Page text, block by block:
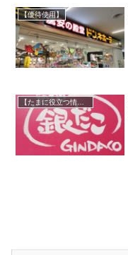
【優待使用】
【たまに役立つ情報】